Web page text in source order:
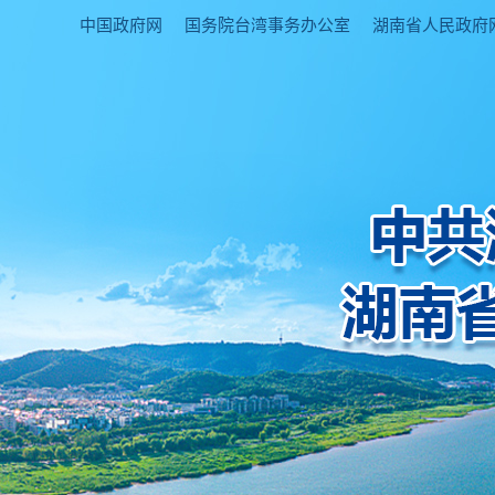
中国政府网 国务院台湾事务办公室 湖南省人民政府